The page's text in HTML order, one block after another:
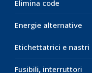
Elimina code
Energie alternative
Etichettatrici e nastri
Fusibili, interruttori